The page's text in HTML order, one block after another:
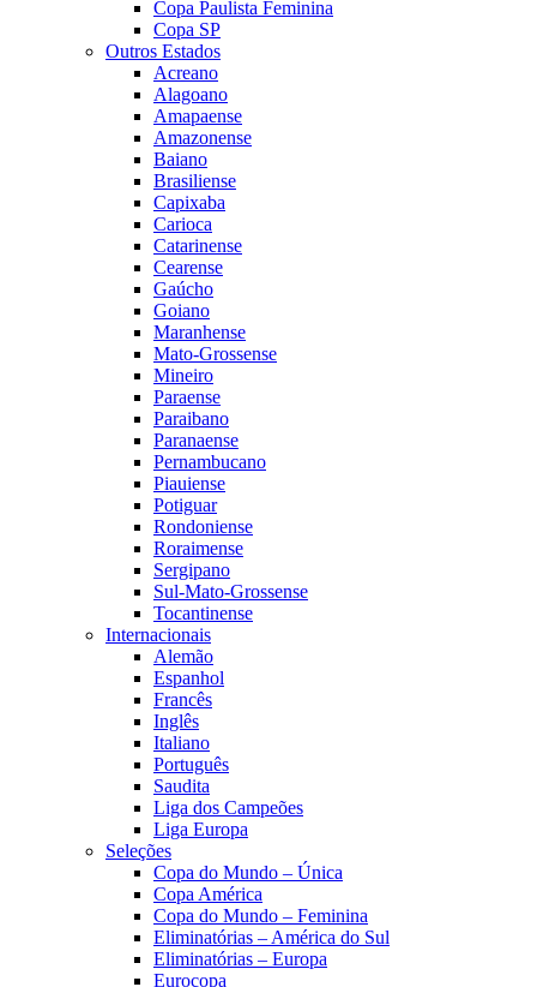
Copa Paulista Feminina
Copa SP
Outros Estados
Acreano
Alagoano
Amapaense
Amazonense
Baiano
Brasiliense
Capixaba
Carioca
Catarinense
Cearense
Gaúcho
Goiano
Maranhense
Mato-Grossense
Mineiro
Paraense
Paraibano
Paranaense
Pernambucano
Piauiense
Potiguar
Rondoniense
Roraimense
Sergipano
Sul-Mato-Grossense
Tocantinense
Internacionais
Alemão
Espanhol
Francês
Inglês
Italiano
Português
Saudita
Liga dos Campeões
Liga Europa
Seleções
Copa do Mundo – Única
Copa América
Copa do Mundo – Feminina
Eliminatórias – América do Sul
Eliminatórias – Europa
Eurocopa